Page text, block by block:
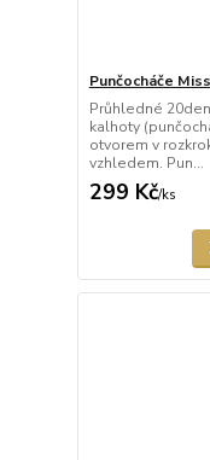
Punčocháče
Průhledné
kalhoty
otvorem v
vzhledem. Pun...
299 Kč/ks